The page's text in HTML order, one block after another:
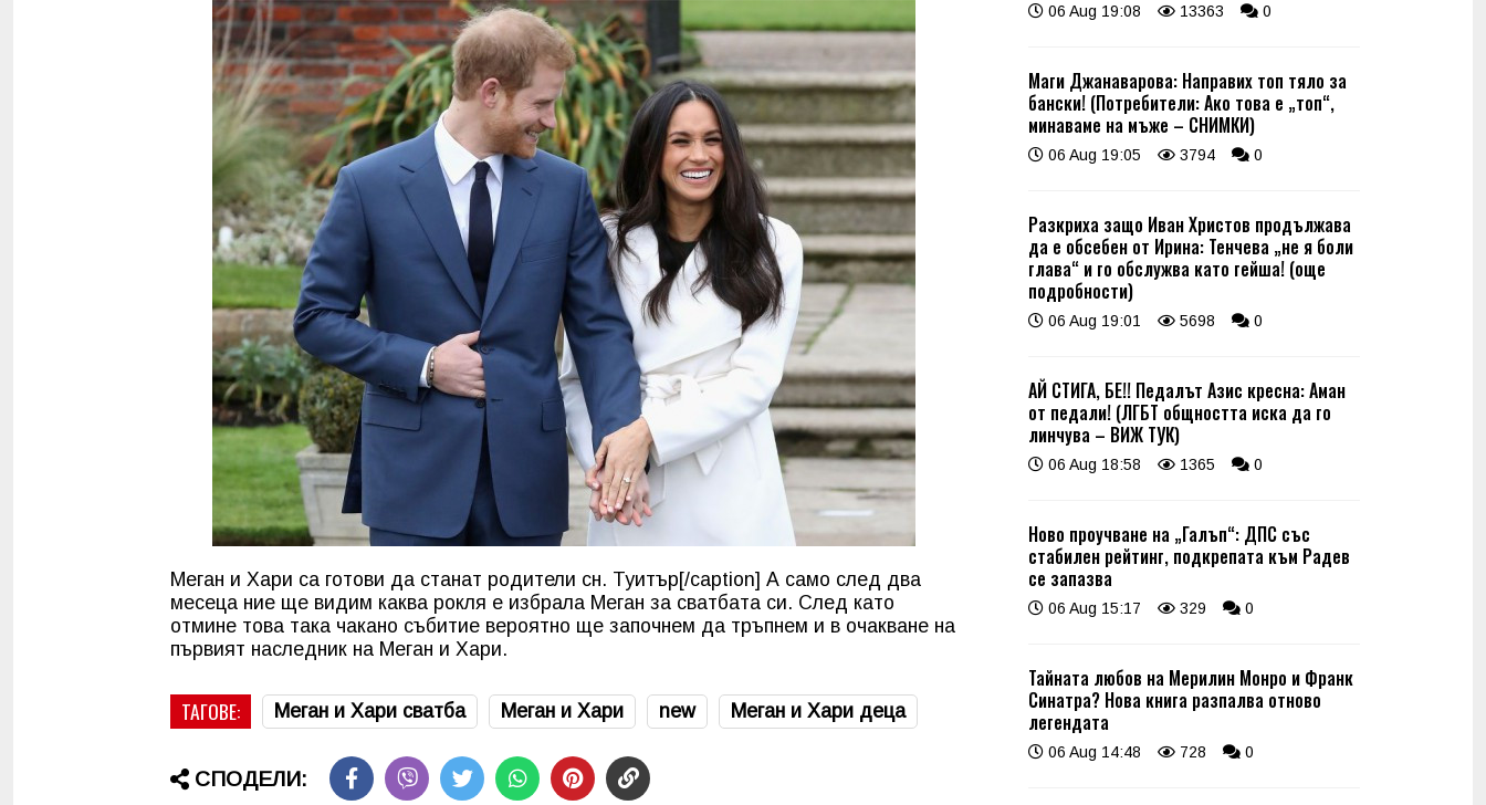
Меган и Хари са готови да станат родители сн. Туитър[/caption] А само след два
месеца ние ще видим каква рокля е избрала Меган за сватбата си. След като
отмине това така чакано събитие вероятно ще започнем да тръпнем и в очакване на
първият наследник на Меган и Хари.
ТАГОВЕ: Меган и Хари сватба Меган и Хари new Меган и Хари деца
СПОДЕЛИ:
06 Aug 19:08 13363 0
Маги Джанаварова: Направих топ тяло за
бански! (Потребители: Ако това е „топ“,
минаваме на мъже – СНИМКИ)
06 Aug 19:05 3794 0
Разкриха защо Иван Христов продължава
да е обсебен от Ирина: Тенчева „не я боли
глава“ и го обслужва като гейша! (още
подробности)
06 Aug 19:01 5698 0
АЙ СТИГА, БЕ!! Педалът Азис кресна: Аман
от педали! (ЛГБТ общността иска да го
линчува – ВИЖ ТУК)
06 Aug 18:58 1365 0
Ново проучване на „Галъп“: ДПС със
стабилен рейтинг, подкрепата към Радев
се запазва
06 Aug 15:17 329 0
Тайната любов на Мерилин Монро и Франк
Синатра? Нова книга разпалва отново
легендата
06 Aug 14:48 728 0